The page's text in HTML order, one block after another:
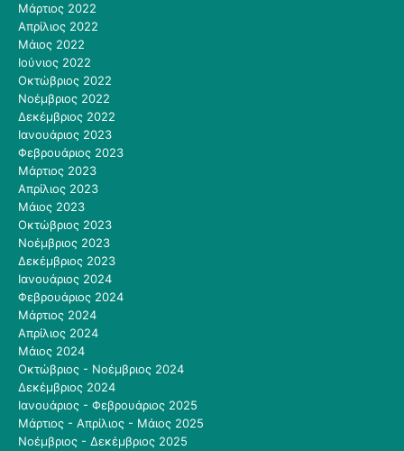
Μάρτιος 2022
Απρίλιος 2022
Μάιος 2022
Ιούνιος 2022
Οκτώβριος 2022
Νοέμβριος 2022
Δεκέμβριος 2022
Ιανουάριος 2023
Φεβρουάριος 2023
Μάρτιος 2023
Απρίλιος 2023
Μάιος 2023
Οκτώβριος 2023
Νοέμβριος 2023
Δεκέμβριος 2023
Ιανουάριος 2024
Φεβρουάριος 2024
Μάρτιος 2024
Απρίλιος 2024
Μάιος 2024
Οκτώβριος - Νοέμβριος 2024
Δεκέμβριος 2024
Ιανουάριος - Φεβρουάριος 2025
Μάρτιος - Απρίλιος - Μάιος 2025
Νοέμβριος - Δεκέμβριος 2025